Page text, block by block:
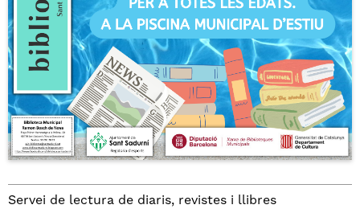
Servei de lectura de diaris, revistes i llibres